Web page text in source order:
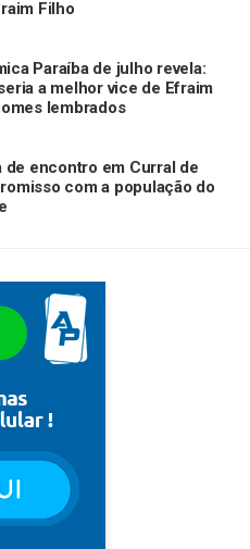
Filho
Paraíba de julho revela:
a melhor vice de Efraim
lembrados
de encontro em Curral de
com a população do